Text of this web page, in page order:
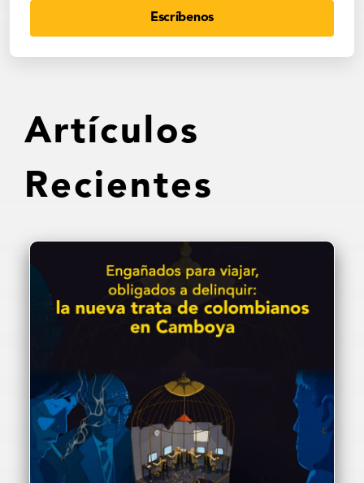
Escríbenos
Artículos
Recientes